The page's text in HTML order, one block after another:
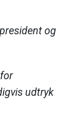
og
udtryk